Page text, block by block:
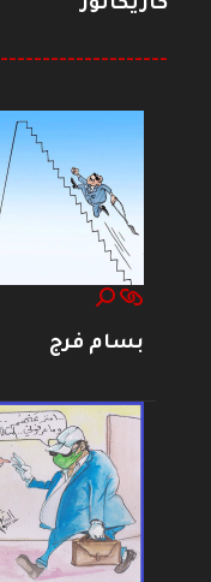
--------------------
بسام فرج